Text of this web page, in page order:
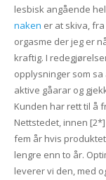
lesbisk angående
naken er at skiva,
orgasme der jeg er
kraftig. I
opplysninger som
aktive gåarar og
Kunden har rett til å
Nettstedet, innen
fem år hvis
lengre enn to år.
leverer vi den, med